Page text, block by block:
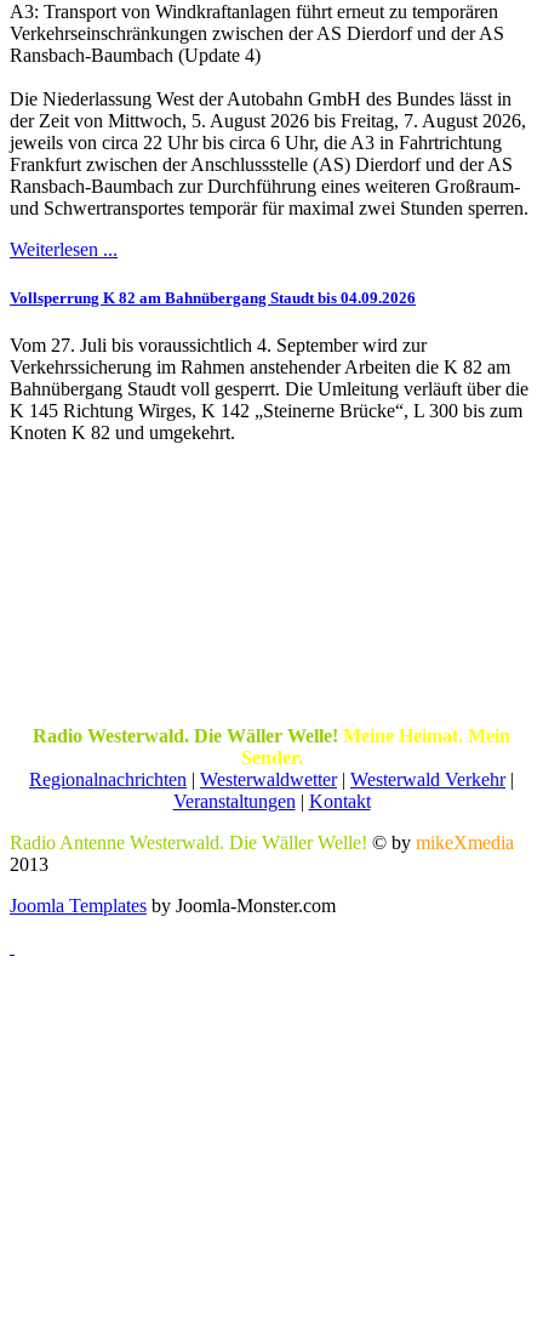
A3: Transport von Windkraftanlagen führt erneut zu temporären
Verkehrseinschränkungen zwischen der AS Dierdorf und der AS
Ransbach-Baumbach (Update 4)
Die Niederlassung West der Autobahn GmbH des Bundes lässt in
der Zeit von Mittwoch, 5. August 2026 bis Freitag, 7. August 2026,
jeweils von circa 22 Uhr bis circa 6 Uhr, die A3 in Fahrtrichtung
Frankfurt zwischen der Anschlussstelle (AS) Dierdorf und der AS
Ransbach-Baumbach zur Durchführung eines weiteren Großraum-
und Schwertransportes temporär für maximal zwei Stunden sperren.
Weiterlesen ...
Vollsperrung K 82 am Bahnübergang Staudt bis 04.09.2026
Vom 27. Juli bis voraussichtlich 4. September wird zur
Verkehrssicherung im Rahmen anstehender Arbeiten die K 82 am
Bahnübergang Staudt voll gesperrt. Die Umleitung verläuft über die
K 145 Richtung Wirges, K 142 „Steinerne Brücke“, L 300 bis zum
Knoten K 82 und umgekehrt.
Radio Westerwald. Die Wäller Welle! Meine Heimat. Mein
Sender.
Regionalnachrichten | Westerwaldwetter| Westerwald Verkehr|
Veranstaltungen | Kontakt
Radio Antenne Westerwald. Die Wäller Welle! © by mikeXmedia
2013
Joomla Templates by Joomla-Monster.com